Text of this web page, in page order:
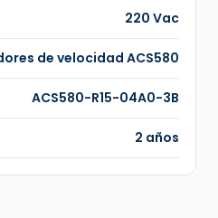
220 Vac
de velocidad ACS580
ACS580-R15-04A0-3B
2 años